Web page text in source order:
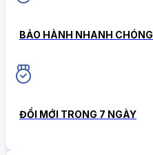
BẢO HÀNH NHANH CHÓNG
ĐỔI MỚI TRONG 7 NGÀY